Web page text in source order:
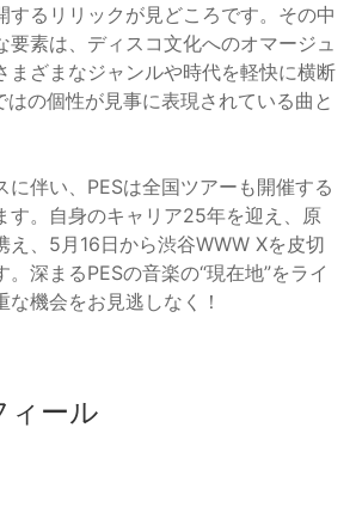
するリリックが見どころです。その中
要素は、ディスコ文化へのオマージュ
まざまなジャンルや時代を軽快に横断
はの個性が見事に表現されている曲と
に伴い、PESは全国ツアーも開催する
す。自身のキャリア25年を迎え、原
え、5月16日から渋谷WWW Xを皮切
。深まるPESの音楽の“現在地”をライ
機会をお見逃しなく！
ィール